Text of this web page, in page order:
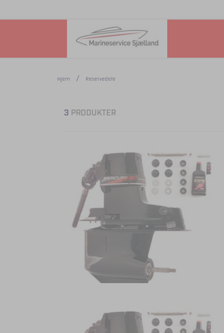
Hjem Reservedele
3 PRODUKTER